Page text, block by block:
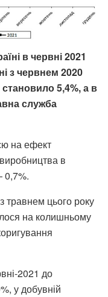
в червні 2021
з червнем 2020
становило 5,4%, а в
служба
на ефект
в
0,7%.
травнем цього року
на колишньому
2021 до
у добувній